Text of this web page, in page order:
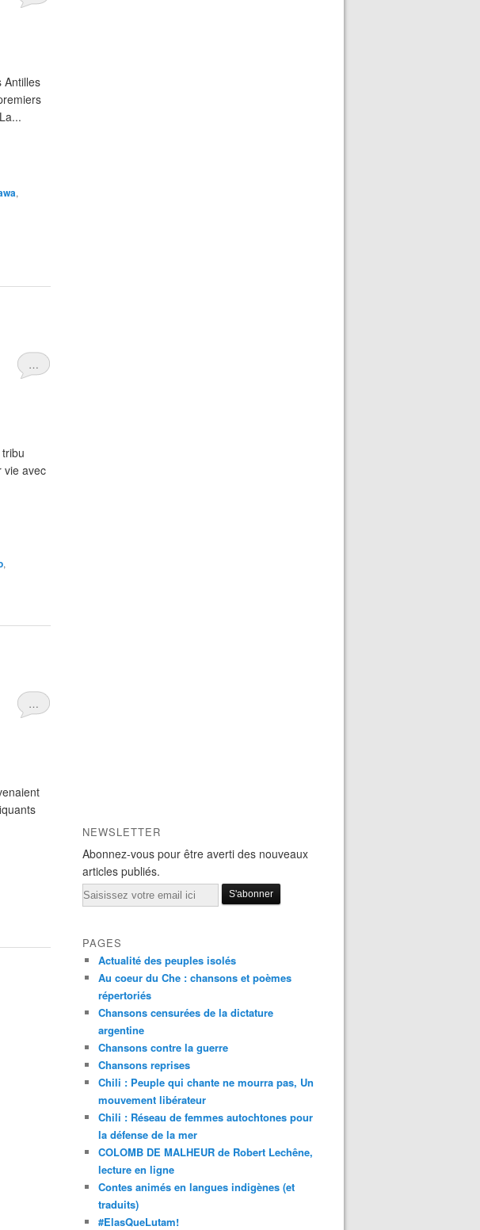
Antilles
,
…
vie avec
,
…
NEWSLETTER
Abonnez-vous pour être averti des nouveaux
articles publiés.
Email
PAGES
Actualité des peuples isolés
Au coeur du Che : chansons et poèmes
répertoriés
Chansons censurées de la dictature
argentine
Chansons contre la guerre
Chansons reprises
Chili : Peuple qui chante ne mourra pas, Un
mouvement libérateur
Chili : Réseau de femmes autochtones pour
la défense de la mer
COLOMB DE MALHEUR de Robert Lechêne,
lecture en ligne
Contes animés en langues indigènes (et
traduits)
#ElasQueLutam!